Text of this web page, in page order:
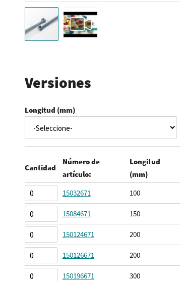
comienzo
de
galería
imágenes
Versiones
Longitud (mm)
Elementos
de
artículos
agrupados
Cantidad
Número de
artículo:
Longitud
(mm)
15032671 100
15084671 150
150124671 200
150126671 200
150196671 300